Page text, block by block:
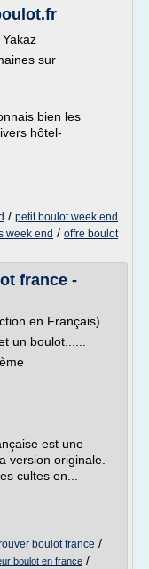
sur
bien les
hôtel-
/ petit boulot week end
week end / offre boulot
france -
en Français)
un boulot......
est une
version originale.
cultes en...
boulot france /
boulot en france /